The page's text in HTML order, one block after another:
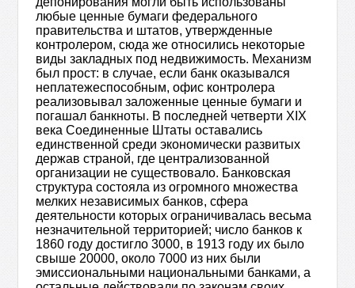
любые ценные бумаги федерального
правительства и штатов, утвержденные
контролером, сюда же относились некоторые
виды закладных под недвижимость. Механизм
был прост: в случае, если банк оказывался
неплатежеспособным, офис контролера
реализовывал заложенные ценные бумаги и
погашал банкноты. В последней четверти XIX
века Соединенные Штаты оставались
единственной среди экономически развитых
держав страной, где централизованной
организации не существовало. Банковская
структура состояла из огромного множества
мелких независимых банков, сфера
деятельности которых ограничивалась весьма
незначительной территорией; число банков к
1860 году достигло 3000, в 1913 году их было
свыше 20000, около 7000 из них были
эмиссиональными национальными банками, а